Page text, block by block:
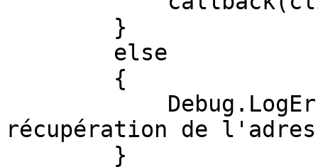
récupération de